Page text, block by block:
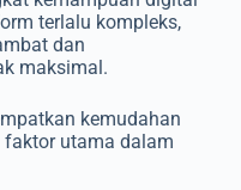
terlalu kompleks,
dan
maksimal.
kemudahan
faktor utama dalam